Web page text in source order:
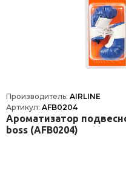
Производитель: AIRLINE
Артикул: AFB0204
Ароматизатор
boss (AFB0204)